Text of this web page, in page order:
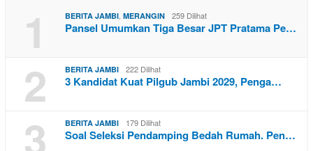
1 BERITA JAMBI, MERANGIN 259 Dilihat
Pansel Umumkan Tiga Besar JPT Pratama Pe…
2 BERITA JAMBI 222 Dilihat
3 Kandidat Kuat Pilgub Jambi 2029, Penga…
3 BERITA JAMBI 179 Dilihat
Soal Seleksi Pendamping Bedah Rumah. Pen…